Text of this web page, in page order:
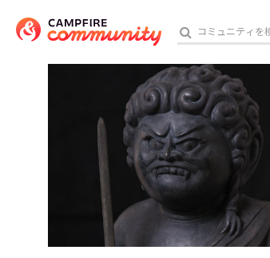
アート・写真
テクノロジー・ガ